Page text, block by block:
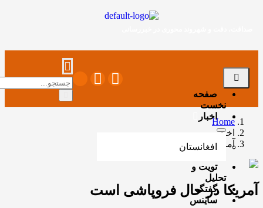
صفحه
نخست
اخبار
افغانستان
تویت و
گفتگو
ساینس
در حال فروپاشی است
در حال فروپاشی است